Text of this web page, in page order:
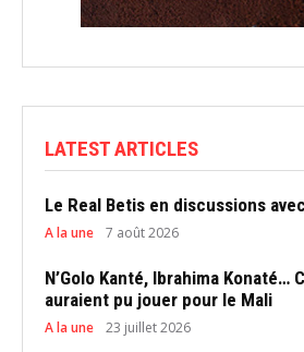
LATEST ARTICLES
Le Real Betis en discussions
A la une 7 août 2026
N’Golo Kanté, Ibrahima Konaté…
auraient pu jouer pour le Mali
A la une 23 juillet 2026